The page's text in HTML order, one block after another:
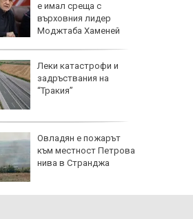
е имал среща с
върховния лидер
Моджтаба Хаменей
Леки катастрофи и
задръствания на
“Тракия”
Овладян е пожарът
към местност Петрова
нива в Странджа